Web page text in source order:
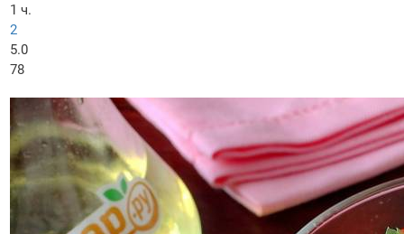
1 ч.
2
5.0
78